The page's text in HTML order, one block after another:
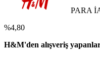
PARA
%4,80
H&M'den alışveriş